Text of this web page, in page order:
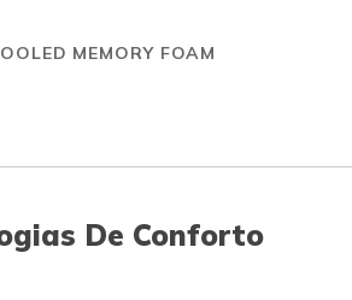
MEMORY FOAM
De Conforto